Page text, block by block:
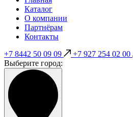
Каталог
О компании
Партнёрам
Контакты
+7 8442 50 09 09
+7 927 254 02 00
Выберите город: